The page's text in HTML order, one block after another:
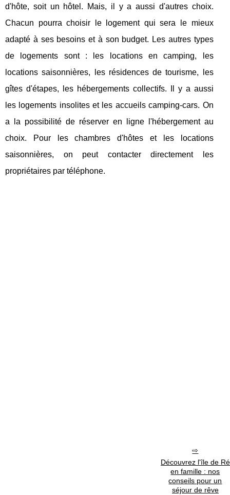
d'hôte, soit un hôtel. Mais, il y a aussi d'autres choix.
Chacun pourra choisir le logement qui sera le mieux
adapté à ses besoins et à son budget. Les autres types
de logements sont : les locations en camping, les
locations saisonnières, les résidences de tourisme, les
gîtes d'étapes, les hébergements collectifs. Il y a aussi
les logements insolites et les accueils camping-cars. On
a la possibilité de réserver en ligne l'hébergement au
choix. Pour les chambres d'hôtes et les locations
saisonnières, on peut contacter directement les
propriétaires par téléphone.
Découvrez l'île de Ré
en famille : nos
conseils pour un
séjour de rêve